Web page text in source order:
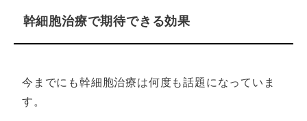
幹細胞治療で期待できる効果
今までにも幹細胞治療は何度も話題になっていま
す。